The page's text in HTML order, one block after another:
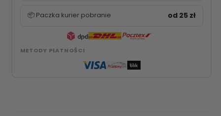
📦 Paczka kurier pobranie od 25 zł
METODY PŁATNOŚCI